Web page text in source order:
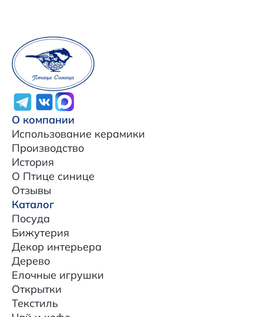
О компании
Использование керамики
Производство
История
О Птице синице
Отзывы
Каталог
Посуда
Бижутерия
Декор интерьера
Дерево
Елочные игрушки
Открытки
Текстиль